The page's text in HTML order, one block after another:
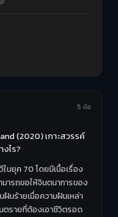
5 ข้อ
(2020) เกาะสวรรค์
ไร?
นยุค 70 โดยมีเนื้อเรื่อง
ารถขอให้จินตนาการของ
นร้ายเมื่อความฝันเหล่า
รายที่ต้องเอาชีวิตรอด